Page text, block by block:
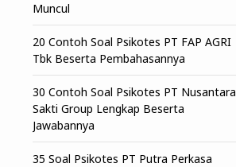
Muncul
20 Contoh Soal Psikotes PT FAP AGRI
Tbk Beserta Pembahasannya
30 Contoh Soal Psikotes PT Nusantara
Sakti Group Lengkap Beserta
Jawabannya
35 Soal Psikotes PT Putra Perkasa